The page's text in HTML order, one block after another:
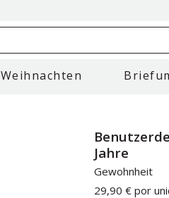
Weihnachten
Jahre
Gewohnheit
29,90 € por